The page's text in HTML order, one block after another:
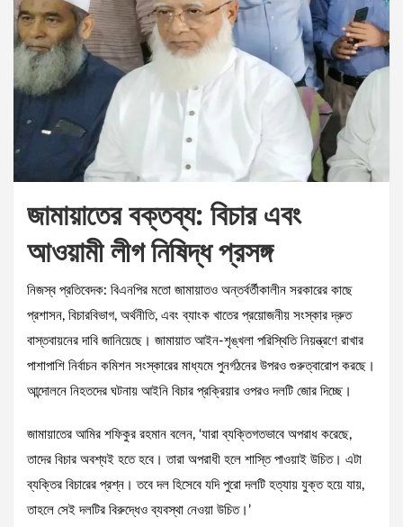
জামায়াতের বক্তব্য: বিচার এবং
আওয়ামী লীগ নিষিদ্ধ প্রসঙ্গ
নিজস্ব প্রতিবেদক: বিএনপির মতো জামায়াতও অন্তর্বর্তীকালীন সরকারের কাছে
প্রশাসন, বিচারবিভাগ, অর্থনীতি, এবং ব্যাংক খাতের প্রয়োজনীয় সংস্কার দ্রুত
বাস্তবায়নের দাবি জানিয়েছে। জামায়াত আইন-শৃঙ্খলা পরিস্থিতি নিয়ন্ত্রণে রাখার
পাশাপাশি নির্বাচন কমিশন সংস্কারের মাধ্যমে পুনর্গঠনের উপরও গুরুত্বারোপ করছে।
আন্দোলনে নিহতদের ঘটনায় আইনি বিচার প্রক্রিয়ার ওপরও দলটি জোর দিচ্ছে।
জামায়াতের আমির শফিকুর রহমান বলেন, ‘যারা ব্যক্তিগতভাবে অপরাধ করেছে,
তাদের বিচার অবশ্যই হতে হবে। তারা অপরাধী হলে শাস্তি পাওয়াই উচিত। এটা
ব্যক্তির বিচারের প্রশ্ন। তবে দল হিসেবে যদি পুরো দলটি হত্যায় যুক্ত হয়ে যায়,
তাহলে সেই দলটির বিরুদ্ধেও ব্যবস্থা নেওয়া উচিত।’